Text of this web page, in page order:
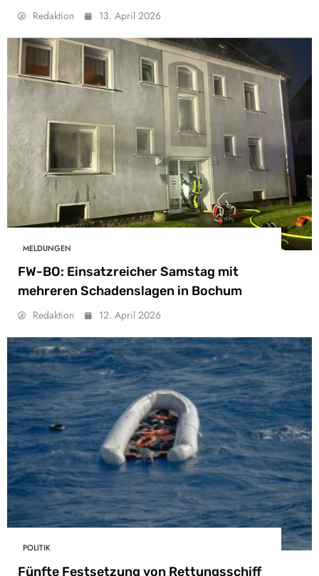
Redaktion 13. April 2026
MELDUNGEN
FW-BO: Einsatzreicher Samstag mit
mehreren Schadenslagen in Bochum
Redaktion 12. April 2026
POLITIK
Fünfte Festsetzung von Rettungsschiff